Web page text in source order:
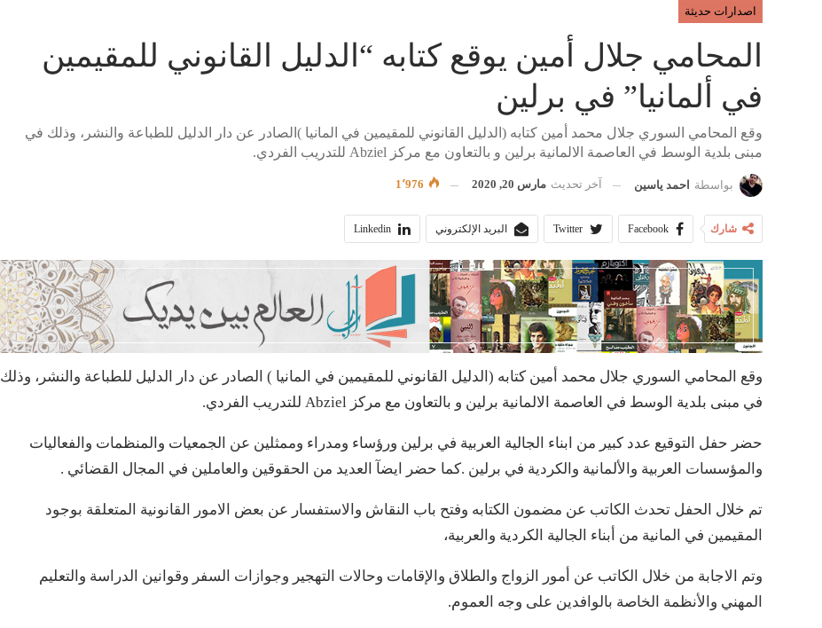
اصدارات حديثة
المحامي جلال أمين يوقع كتابه “الدليل القانوني للمقيمين
في ألمانيا” في برلين
وقع المحامي السوري جلال محمد أمين كتابه (الدليل القانوني للمقيمين في المانيا )الصادر عن دار الدليل للطباعة والنشر، وذلك في
مبنى بلدية الوسط في العاصمة الالمانية برلين و بالتعاون مع مركز Abziel للتدريب الفردي.
بواسطة احمد ياسين آخر تحديث مارس 20, 2020
شارك Facebook
Twitter البريد الإلكتروني Linkedin
وقع المحامي السوري جلال محمد أمين كتابه (الدليل القانوني للمقيمين في المانيا ) الصادر عن دار الدليل للطباعة والنشر، وذلك
في مبنى بلدية الوسط في العاصمة الالمانية برلين و بالتعاون مع مركز Abziel للتدريب الفردي.
حضر حفل التوقيع عدد كبير من ابناء الجالية العربية في برلين ورؤساء ومدراء وممثلين عن الجمعيات والمنظمات والفعاليات
والمؤسسات العربية والألمانية والكردية في برلين .كما حضر ايضآ العديد من الحقوقين والعاملين في المجال القضائي .
تم خلال الحفل تحدث الكاتب عن مضمون الكتابه وفتح باب النقاش والاستفسار عن بعض الامور القانونية المتعلقة بوجود
المقيمين في المانية من أبناء الجالية الكردية والعربية،
وتم الاجابة من خلال الكاتب عن أمور الزواج والطلاق والإقامات وحالات التهجير وجوازات السفر وقوانين الدراسة والتعليم
المهني والأنظمة الخاصة بالوافدين على وجه العموم.